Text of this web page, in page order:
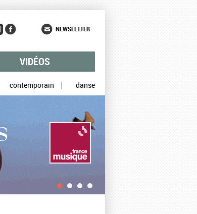
NEWSLETTER
VIDÉOS
contemporain danse